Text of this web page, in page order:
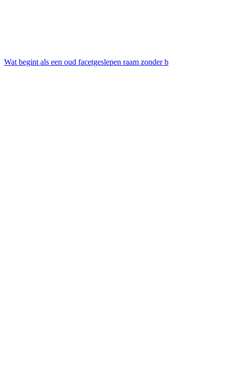
Wat begint als een oud facetgeslepen raam zonder b